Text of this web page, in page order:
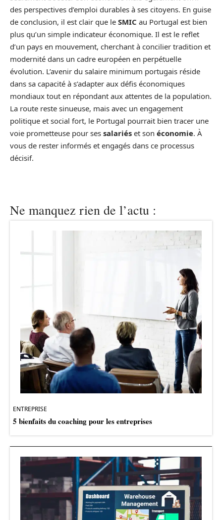
des perspectives d’emploi durables à ses citoyens. En guise
de conclusion, il est clair que le SMIC au Portugal est bien
plus qu’un simple indicateur économique. Il est le reflet
d’un pays en mouvement, cherchant à concilier tradition et
modernité dans un cadre européen en perpétuelle
évolution. L’avenir du salaire minimum portugais réside
dans sa capacité à s’adapter aux défis économiques
mondiaux tout en répondant aux attentes de la population.
La route reste sinueuse, mais avec un engagement
politique et social fort, le Portugal pourrait bien tracer une
voie prometteuse pour ses salariés et son économie. À
vous de rester informés et engagés dans ce processus
décisif.
Ne manquez rien de l’actu :
ENTREPRISE
5 bienfaits du coaching pour les entreprises